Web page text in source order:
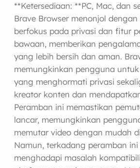
**Ketersediaan: **PC, Mac, dan
Brave Browser menonjol
berfokus pada privasi dan fitur
bawaan, memberikan
yang lebih bersih dan aman.
memungkinkan pengguna
yang menghormati privasi
kreator konten dan
Peramban ini memastikan
lancar, memungkinkan
memutar video dengan mudah
Namun, terkadang peramban
menghadapi masalah